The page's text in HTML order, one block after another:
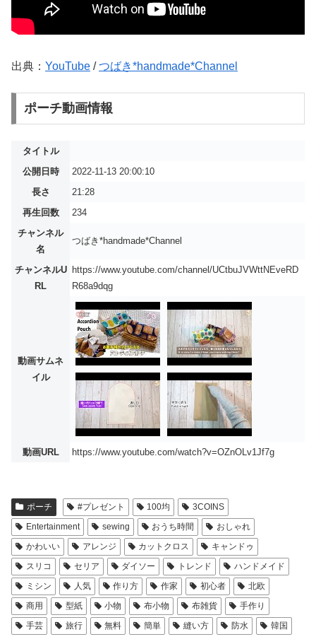
出典： YouTube /つばき*handmade*Channel
ポーチ動画情報
タイトル
公開日時
2022-11-13 20:00:10
長さ
21:28
再生回数
234
チャンネル
名
つばき*handmade*Channel
チャンネルU
RL
https://www.youtube.com/channel/UCtbuJVWttNEveRD
R68a9dqg
動画サムネ
イル
動画URL https://www.youtube.com/watch?v=OZnOLv1Jf7g
ポーチ #プレゼント 100均
3COINS
Entertainment
sewing おうち時間
おしゃれ
かわいい
アレンジ カットクロス
キャンドゥ
スリコ
セリア ダイソー トレンド
ハンドメイド
ミシン
人気 作り方 作家 初心者
北欧
商用
型紙 小物 布小物 布雑貨
手作り
手芸
旅行 無料 簡単 縫い方 防水 韓国